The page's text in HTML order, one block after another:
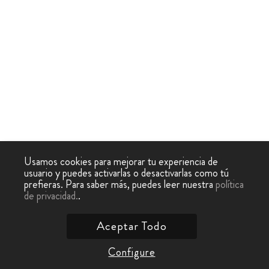
Usamos cookies para mejorar tu experiencia de
usuario y puedes activarlas o desactivarlas como tú
prefieras. Para saber más, puedes leer nuestrapolítica
de privacidad..
Configure
Aceptar Todo